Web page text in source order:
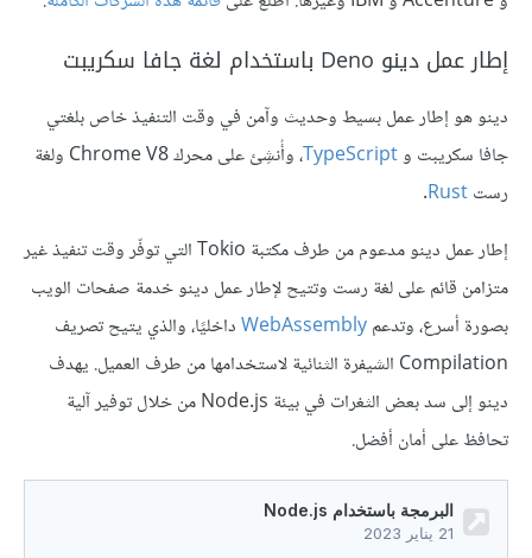
إطار عمل دينو Deno باستخدام لغة جافا سكريبت
دينو هو إطار عمل بسيط وحديث وآمن في وقت التنفيذ خاص بلغتي
جافا سكريبت وTypeScript
، وأُنشِئ على محرك Chrome V8 ولغة
رستRust
.
إطار عمل دينو مدعوم من طرف مكتبة Tokio التي توفّر وقت تنفيذ غير
متزامن قائم على لغة رست وتتيح لإطار عمل دينو خدمة صفحات الويب
بصورة أسرع، وتدعمWebAssemblyداخليًا، والذي يتيح تصريف
Compilation الشيفرة الثنائية لاستخدامها من طرف العميل. يهدف
دينو إلى سد بعض الثغرات في بيئة Node.js من خلال توفير آلية
تحافظ على أمان أفضل.